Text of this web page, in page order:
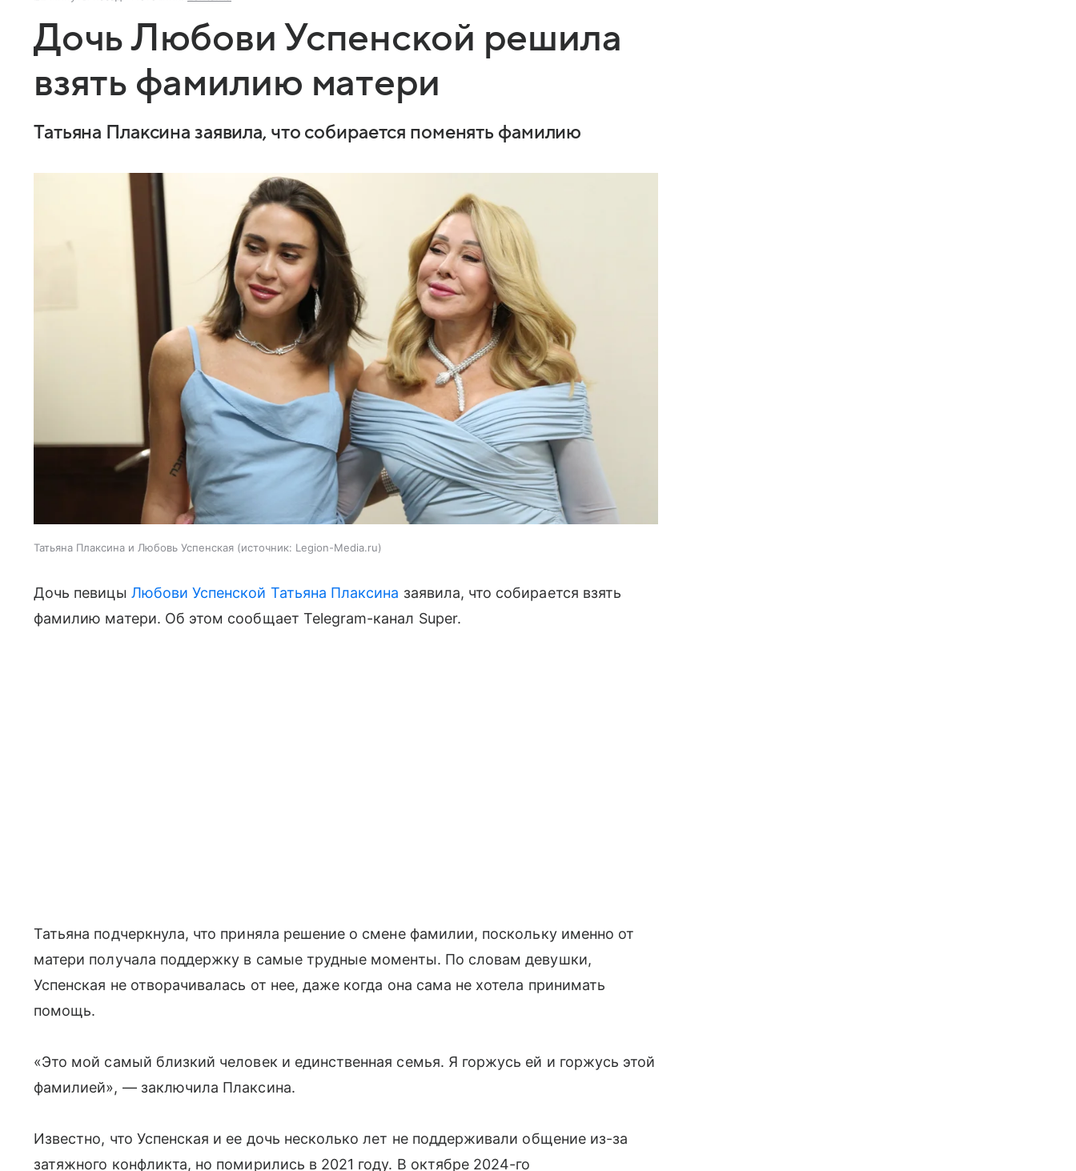
Дочь Любови Успенской решила
взять фамилию матери
Татьяна Плаксина заявила, что собирается поменять фамилию
Татьяна Плаксина и Любовь Успенская источник: Legion-Media.ru
Дочь певицы Любови Успенской Татьяна Плаксина заявила, что собирается взять
фамилию матери. Об этом сообщает Telegram-канал Super.
Татьяна подчеркнула, что приняла решение о смене фамилии, поскольку именно от
матери получала поддержку в самые трудные моменты. По словам девушки,
Успенская не отворачивалась от нее, даже когда она сама не хотела принимать
помощь.
«Это мой самый близкий человек и единственная семья. Я горжусь ей и горжусь этой
фамилией», — заключила Плаксина.
Известно, что Успенская и ее дочь несколько лет не поддерживали общение из-за
затяжного конфликта, но помирились в 2021 году. В октябре 2024-го